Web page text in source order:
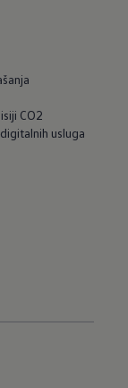
CO2
usluga